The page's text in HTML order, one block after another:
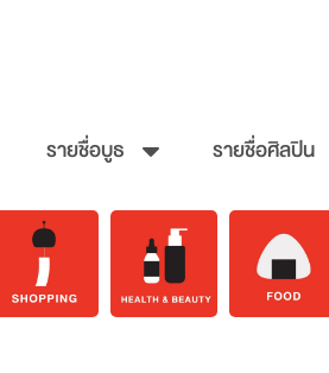
รายชื่อบูธ รายชื่อศิลปิน